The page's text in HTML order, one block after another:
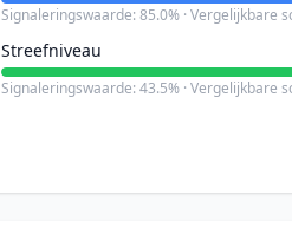
Signaleringswaarde: 85.0% · Vergelijkbare
Streefniveau
Signaleringswaarde: 43.5% · Vergelijkbare